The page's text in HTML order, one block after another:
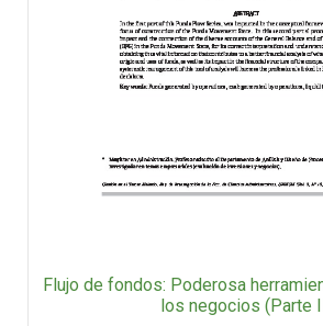
Flujo de fondos: Poderosa
los negocios (Parte